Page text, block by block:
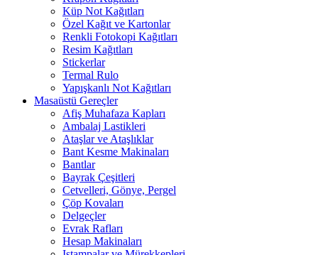
Küp Not Kağıtları
Özel Kağıt ve Kartonlar
Renkli Fotokopi Kağıtları
Resim Kağıtları
Stickerlar
Termal Rulo
Yapışkanlı Not Kağıtları
Masaüstü Gereçler
Afiş Muhafaza Kapları
Ambalaj Lastikleri
Ataşlar ve Ataşlıklar
Bant Kesme Makinaları
Bantlar
Bayrak Çeşitleri
Cetvelleri, Gönye, Pergel
Çöp Kovaları
Delgeçler
Evrak Rafları
Hesap Makinaları